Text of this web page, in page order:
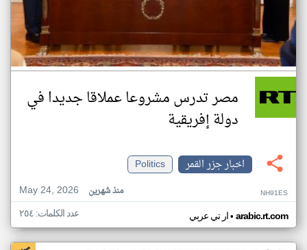
مصر تدرس مشروعا عملاقا جديدا في
دولة إفريقية
اخبار جزر القمر
Politics
May 24, 2026
منذ شهرين NH91ES
ار تي عربي• arabic.rt.com عدد الكلمات: ٢٥٤